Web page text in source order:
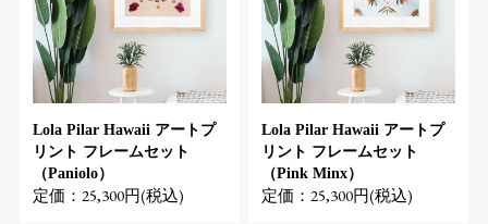
Lola Pilar Hawaii アートプ
リント フレームセット
（Paniolo）
定価：25,300円(税込)
Lola Pilar Hawaii アートプ
リント フレームセット
（Pink Minx）
定価：25,300円(税込)